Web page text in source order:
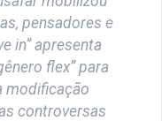
pensadores e
in” apresenta
flex” para
modificação
controversas